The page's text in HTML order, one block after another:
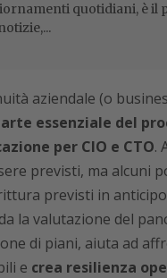
quotidiani, è il
aziendale (o
essenziale del
per CIO e CTO.
previsti, ma alcuni
previsti in
la valutazione del
di piani, aiuta ad
e crea resilienza